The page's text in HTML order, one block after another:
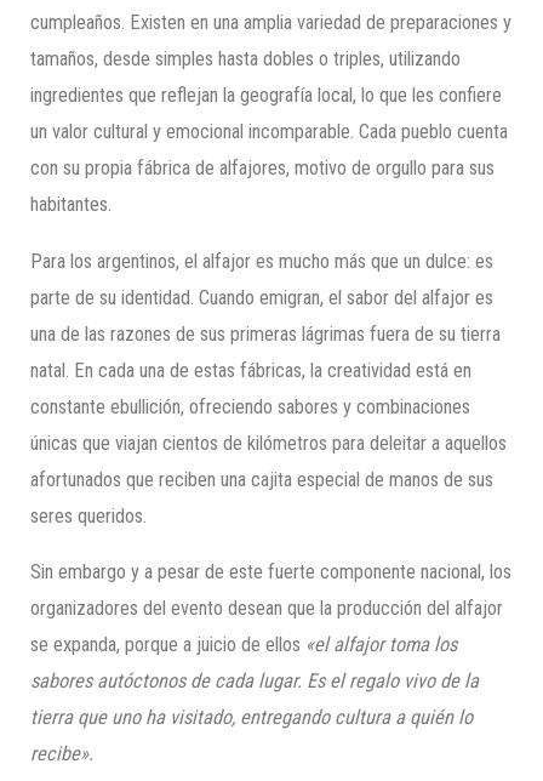
cumpleaños. Existen en una amplia variedad de preparaciones y
tamaños, desde simples hasta dobles o triples, utilizando
ingredientes que reflejan la geografía local, lo que les confiere
un valor cultural y emocional incomparable. Cada pueblo cuenta
con su propia fábrica de alfajores, motivo de orgullo para sus
habitantes.
Para los argentinos, el alfajor es mucho más que un dulce: es
parte de su identidad. Cuando emigran, el sabor del alfajor es
una de las razones de sus primeras lágrimas fuera de su tierra
natal. En cada una de estas fábricas, la creatividad está en
constante ebullición, ofreciendo sabores y combinaciones
únicas que viajan cientos de kilómetros para deleitar a aquellos
afortunados que reciben una cajita especial de manos de sus
seres queridos.
Sin embargo y a pesar de este fuerte componente nacional, los
organizadores del evento desean que la producción del alfajor
se expanda, porque a juicio de ellos «el alfajor toma los
sabores autóctonos de cada lugar. Es el regalo vivo de la
tierra que uno ha visitado, entregando cultura a quién lo
recibe».